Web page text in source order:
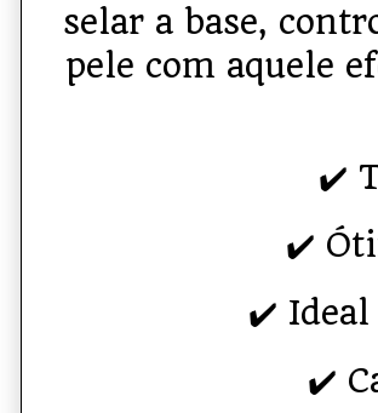
selar a base,
pele com aquele
✔️
✔️
✔️ Ideal
✔️